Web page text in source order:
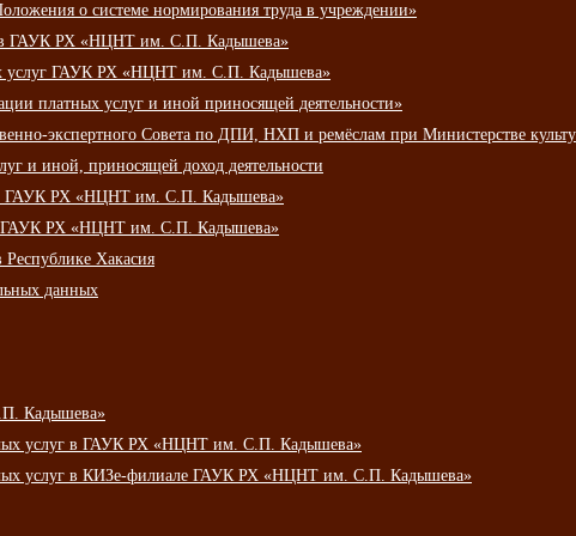
о системе нормирования труда в учреждении»
ГАУК РХ «НЦНТ им. С.П. Кадышева»
услуг ГАУК РХ «НЦНТ им. С.П. Кадышева»
платных услуг и иной приносящей деятельности»
экспертного Совета по ДПИ, НХП и ремёслам при Министерстве
и иной, приносящей доход деятельности
ГАУК РХ «НЦНТ им. С.П. Кадышева»
ГАУК РХ «НЦНТ им. С.П. Кадышева»
Хакасия
данных
Кадышева»
услуг в ГАУК РХ «НЦНТ им. С.П. Кадышева»
услуг в КИЗе-филиале ГАУК РХ «НЦНТ им. С.П. Кадышева»